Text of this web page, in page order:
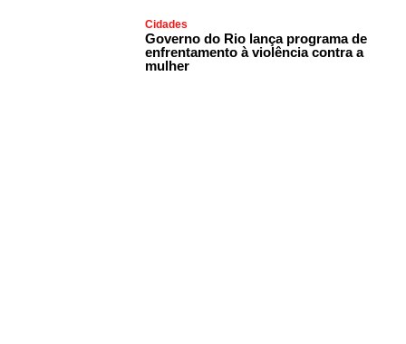
Cidades
Governo do Rio lança programa de
enfrentamento à violência contra a
mulher